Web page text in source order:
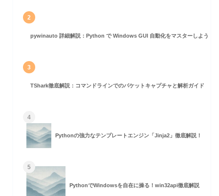
2
pywinauto 詳細解説：Python で Windows GUI 自動化をマスターしよう！
3
TShark徹底解説：コマンドラインでのパケットキャプチャと解析ガイド
4
Pythonの強力なテンプレートエンジン「Jinja2」徹底解説！
5
PythonでWindowsを自在に操る！win32api徹底解説